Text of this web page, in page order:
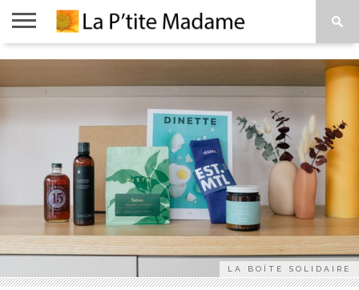
ACCUEIL
LA BOÎTE SOLIDAIRE